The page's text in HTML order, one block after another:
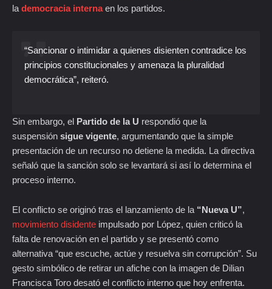
la democracia internaen los partidos.
“Sancionar o intimidar a quienes disienten contradice los
principios constitucionales y amenaza la pluralidad
democrática”, reiteró.
Sin embargo, el Partido de la U respondió que la
suspensión sigue vigente, argumentando que la simple
presentación de un recurso no detiene la medida. La directiva
señaló que la sanción solo se levantará si así lo determina el
proceso interno.
El conflicto se originó tras el lanzamiento de la “Nueva U”,
movimiento disidente impulsado por López, quien criticó la
falta de renovación en el partido y se presentó como
alternativa “que escuche, actúe y resuelva sin corrupción”. Su
gesto simbólico de retirar un afiche con la imagen de Dilian
Francisca Toro desató el conflicto interno que hoy enfrenta.